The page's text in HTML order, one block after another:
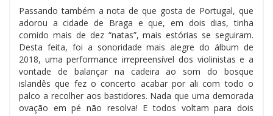
Passando também a nota de que gosta de Portugal, que
adorou a cidade de Braga e que, em dois dias, tinha
comido mais de dez “natas”, mais estórias se seguiram.
Desta feita, foi a sonoridade mais alegre do álbum de
2018, uma performance irrepreensível dos violinistas e a
vontade de balançar na cadeira ao som do bosque
islandês que fez o concerto acabar por ali com todo o
palco a recolher aos bastidores. Nada que uma demorada
ovação em pé não resolva! E todos voltam para dois